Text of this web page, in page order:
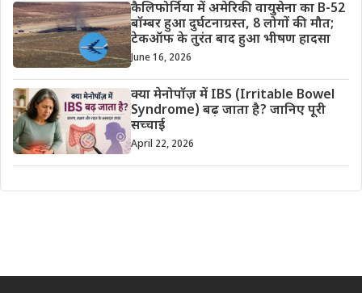
कैलिफोर्निया में अमेरिकी वायुसेना का B-52
बॉम्बर हुआ दुर्घटनाग्रस्त, 8 लोगों की मौत;
टेकऑफ के तुरंत बाद हुआ भीषण हादसा
June 16, 2026
क्या मेनोपॉज़ में IBS (Irritable Bowel
Syndrome) बढ़ जाता है? जानिए पूरी
सच्चाई
April 22, 2026